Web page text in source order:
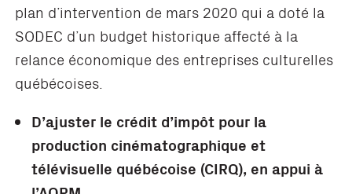
plan d’intervention de mars 2020 qui a doté la
SODEC d’un budget historique affecté à la
relance économique des entreprises culturelles
québécoises.
D’ajuster le crédit d’impôt pour la
production cinématographique et
télévisuelle québécoise (CIRQ), en appui à